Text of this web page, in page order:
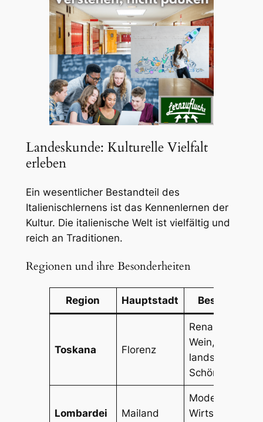
Landeskunde: Kulturelle Vielfalt
erleben
Ein wesentlicher Bestandteil des
Italienischlernens ist das Kennenlernen der
Kultur. Die italienische Welt ist vielfältig und
reich an Traditionen.
Regionen und ihre Besonderheiten
Region Hauptstadt
Toskana Florenz
Renaissance-
Wein,
landschaftliche
Schönheit
Lombardei Mailand